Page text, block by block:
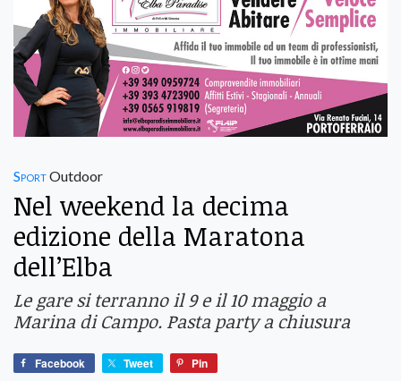
SportOutdoor
Nel weekend la decima
edizione della Maratona
dell’Elba
Le gare si terranno il 9 e il 10 maggio a
Marina di Campo. Pasta party a chiusura
Facebook Tweet Pin